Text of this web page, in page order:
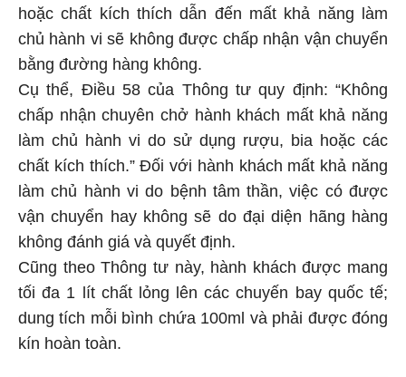
hoặc chất kích thích dẫn đến mất khả năng làm
chủ hành vi sẽ không được chấp nhận vận chuyển
bằng đường hàng không.
Cụ thể, Điều 58 của Thông tư quy định: “Không
chấp nhận chuyên chở hành khách mất khả năng
làm chủ hành vi do sử dụng rượu, bia hoặc các
chất kích thích.” Đối với hành khách mất khả năng
làm chủ hành vi do bệnh tâm thần, việc có được
vận chuyển hay không sẽ do đại diện hãng hàng
không đánh giá và quyết định.
Cũng theo Thông tư này, hành khách được mang
tối đa 1 lít chất lỏng lên các chuyến bay quốc tế;
dung tích mỗi bình chứa 100ml và phải được đóng
kín hoàn toàn.